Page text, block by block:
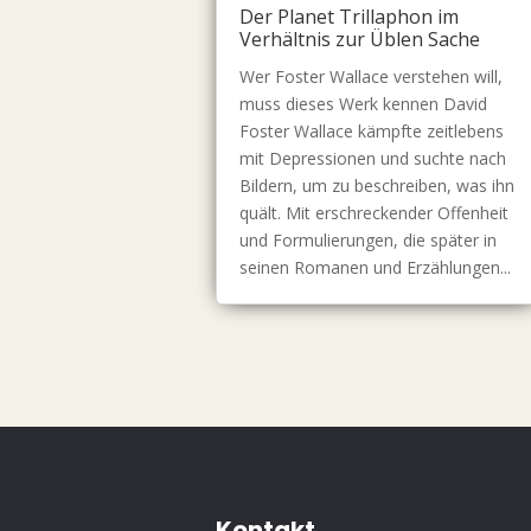
Der Planet Trillaphon im
Verhältnis zur Üblen Sache
Wer Foster Wallace verstehen will,
muss dieses Werk kennen David
Foster Wallace kämpfte zeitlebens
mit Depressionen und suchte nach
Bildern, um zu beschreiben, was ihn
quält. Mit erschreckender Offenheit
und Formulierungen, die später in
seinen Romanen und Erzählungen...